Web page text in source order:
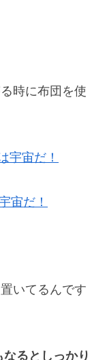
時に布団を使
宙だ！
いてるんです
なるとしっかり